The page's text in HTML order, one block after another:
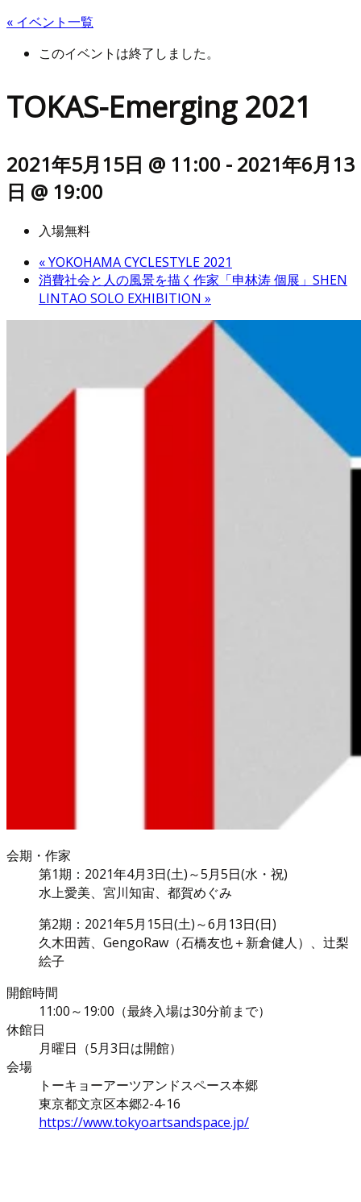
« イベント一覧
このイベントは終了しました。
TOKAS-Emerging 2021
2021年5月15日 @ 11:00 - 2021年6月13
日 @ 19:00
入場無料
«YOKOHAMA CYCLESTYLE 2021
消費社会と人の風景を描く作家「申林涛 個展」SHEN
LINTAO SOLO EXHIBITION »
会期・作家
第1期：2021年4月3日(土)～5月5日(水・祝)
水上愛美、宮川知宙、都賀めぐみ
第2期：2021年5月15日(土)～6月13日(日)
久木田茜、GengoRaw（石橋友也＋新倉健人）、辻梨
絵子
開館時間
11:00～19:00（最終入場は30分前まで）
休館日
月曜日（5月3日は開館）
会場
トーキョーアーツアンドスペース本郷
東京都文京区本郷2-4-16
https://www.tokyoartsandspace.jp/